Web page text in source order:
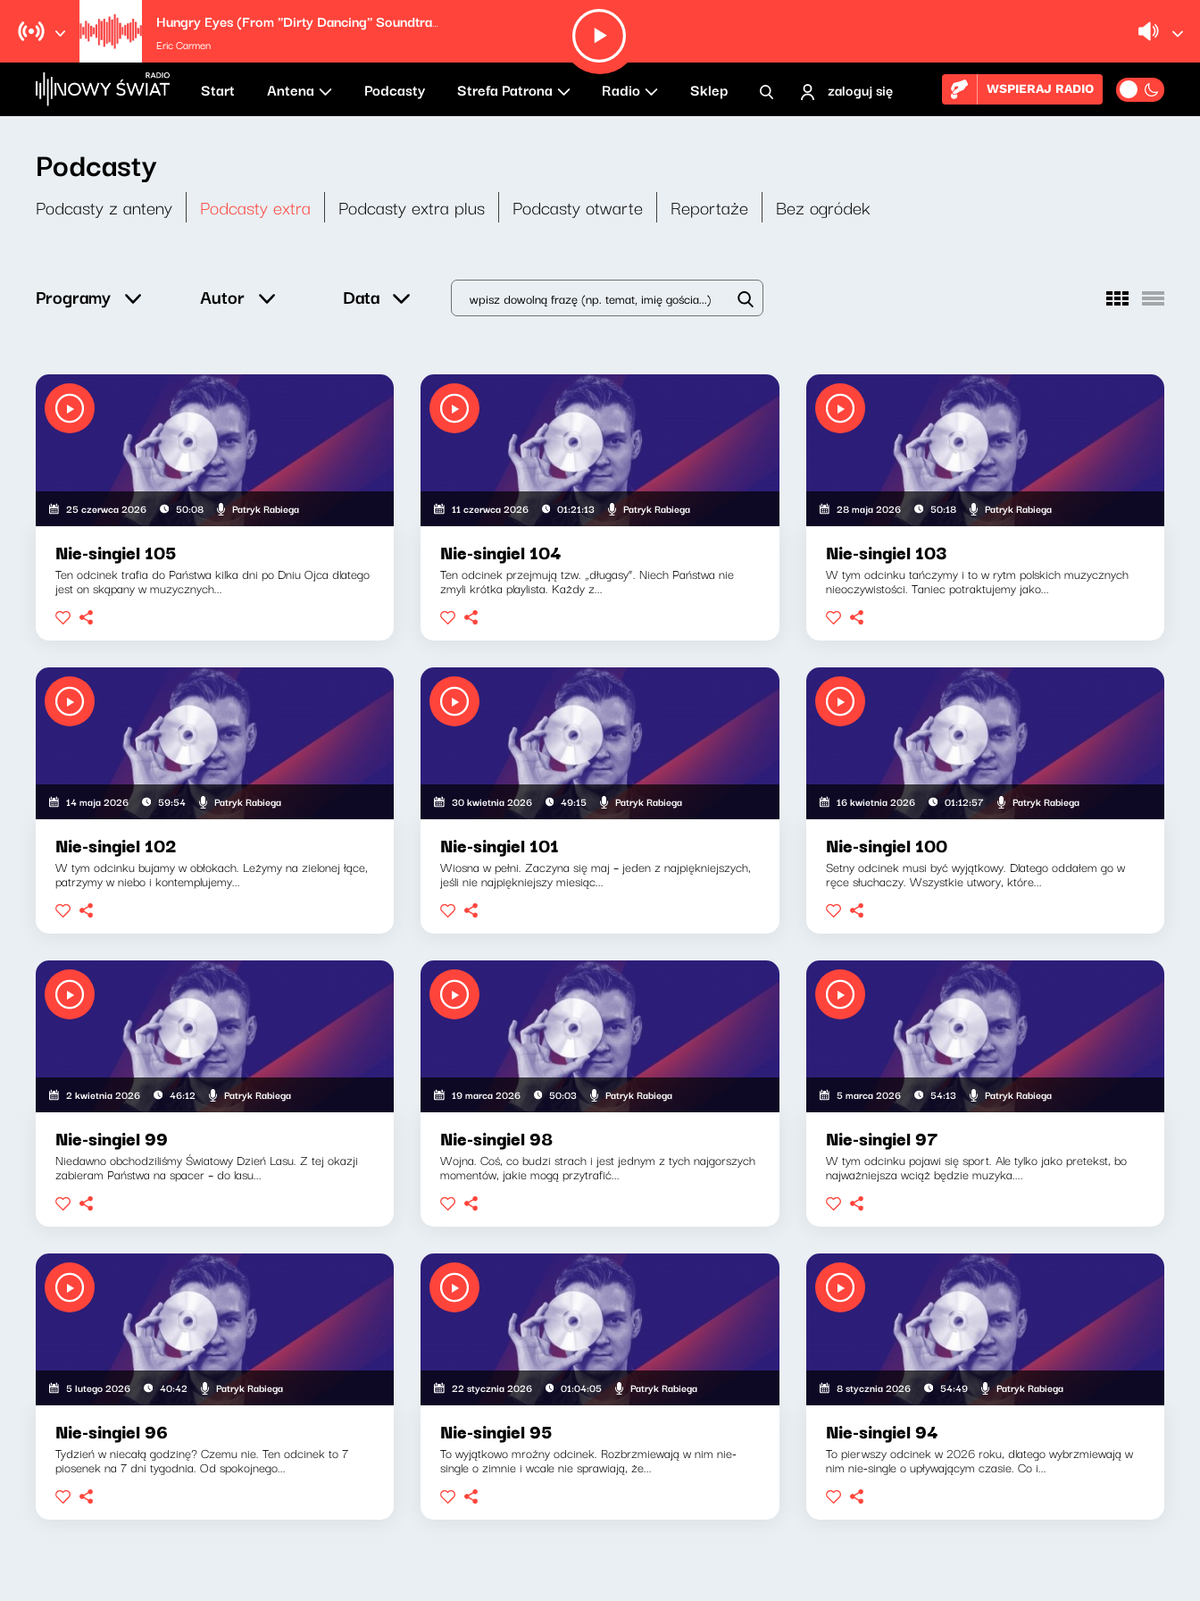
Hungry Eyes (From "Dirty Dancing" Soundtrack)
Eric Carmen
Start Antena Podcasty Strefa Patrona Radio Sklep zaloguj się WSPIERAJ RADIO
Podcasty
Podcasty z anteny Podcasty extra Podcasty extra plus Podcasty otwarte Reportaże Bez ogródek
Programy Autor Data
25 czerwca 2026 50:08 Patryk Rabiega
Nie-singiel 105
Ten odcinek trafia do Państwa kilka dni po Dniu Ojca dlatego
jest on skąpany w muzycznych...
11 czerwca 2026 01:21:13 Patryk Rabiega
Nie-singiel 104
Ten odcinek przejmują tzw. „długasy”. Niech Państwa nie
zmyli krótka playlista. Każdy z...
28 maja 2026 50:18 Patryk Rabiega
Nie-singiel 103
W tym odcinku tańczymy i to w rytm polskich muzycznych
nieoczywistości. Taniec potraktujemy jako...
14 maja 2026 59:54 Patryk Rabiega
Nie-singiel 102
W tym odcinku bujamy w obłokach. Leżymy na zielonej łące,
patrzymy w niebo i kontemplujemy...
30 kwietnia 2026 49:15 Patryk Rabiega
Nie-singiel 101
Wiosna w pełni. Zaczyna się maj – jeden z najpiękniejszych,
jeśli nie najpiękniejszy miesiąc...
16 kwietnia 2026 01:12:57 Patryk Rabiega
Nie-singiel 100
Setny odcinek musi być wyjątkowy. Dlatego oddałem go w
ręce słuchaczy. Wszystkie utwory, które...
2 kwietnia 2026 46:12 Patryk Rabiega
Nie-singiel 99
Niedawno obchodziliśmy Światowy Dzień Lasu. Z tej okazji
zabieram Państwa na spacer – do lasu...
19 marca 2026 50:03 Patryk Rabiega
Nie-singiel 98
Wojna. Coś, co budzi strach i jest jednym z tych najgorszych
momentów, jakie mogą przytrafić...
5 marca 2026 54:13 Patryk Rabiega
Nie-singiel 97
W tym odcinku pojawi się sport. Ale tylko jako pretekst, bo
najważniejsza wciąż będzie muzyka....
5 lutego 2026 40:42 Patryk Rabiega
Nie-singiel 96
Tydzień w niecałą godzinę? Czemu nie. Ten odcinek to 7
piosenek na 7 dni tygodnia. Od spokojnego...
22 stycznia 2026 01:04:05 Patryk Rabiega
Nie-singiel 95
To wyjątkowo mroźny odcinek. Rozbrzmiewają w nim nie-
single o zimnie i wcale nie sprawiają, że...
8 stycznia 2026 54:49 Patryk Rabiega
Nie-singiel 94
To pierwszy odcinek w 2026 roku, dlatego wybrzmiewają w
nim nie-single o upływającym czasie. Co i...